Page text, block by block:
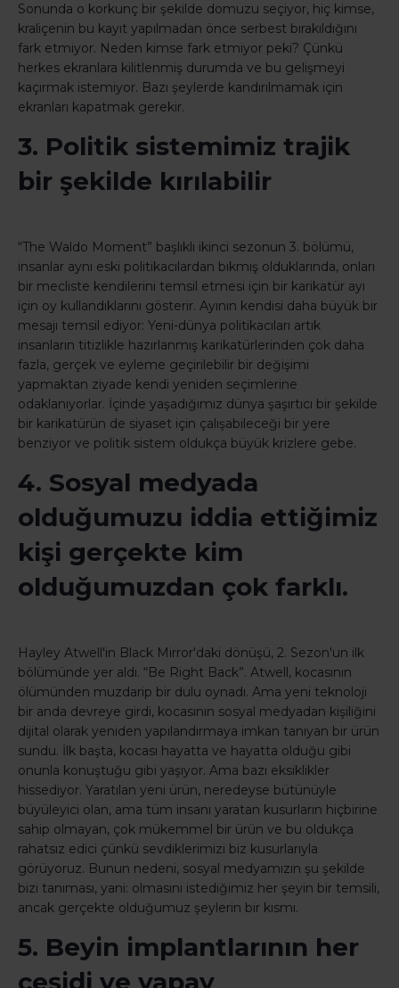
Sonunda o korkunç bir şekilde domuzu seçiyor, hiç kimse,
kraliçenin bu kayıt yapılmadan önce serbest bırakıldığını
fark etmiyor. Neden kimse fark etmiyor peki? Çünkü
herkes ekranlara kilitlenmiş durumda ve bu gelişmeyi
kaçırmak istemiyor. Bazı şeylerde kandırılmamak için
ekranları kapatmak gerekir.
3. Politik sistemimiz trajik
bir şekilde kırılabilir
“The Waldo Moment” başlıklı ikinci sezonun 3. bölümü,
insanlar aynı eski politikacılardan bıkmış olduklarında, onları
bir mecliste kendilerini temsil etmesi için bir karikatür ayı
için oy kullandıklarını gösterir. Ayının kendisi daha büyük bir
mesajı temsil ediyor: Yeni-dünya politikacıları artık
insanların titizlikle hazırlanmış karikatürlerinden çok daha
fazla, gerçek ve eyleme geçirilebilir bir değişimi
yapmaktan ziyade kendi yeniden seçimlerine
odaklanıyorlar. İçinde yaşadığımız dünya şaşırtıcı bir şekilde
bir karikatürün de siyaset için çalışabileceği bir yere
benziyor ve politik sistem oldukça büyük krizlere gebe.
4. Sosyal medyada
olduğumuzu iddia ettiğimiz
kişi gerçekte kim
olduğumuzdan çok farklı.
Hayley Atwell'in Black Mirror'daki dönüşü, 2. Sezon'un ilk
bölümünde yer aldı. “Be Right Back”. Atwell, kocasının
ölümünden muzdarip bir dulu oynadı. Ama yeni teknoloji
bir anda devreye girdi, kocasının sosyal medyadan kişiliğini
dijital olarak yeniden yapılandırmaya imkan tanıyan bir ürün
sundu. İlk başta, kocası hayatta ve hayatta olduğu gibi
onunla konuştuğu gibi yaşıyor. Ama bazı eksiklikler
hissediyor. Yaratılan yeni ürün, neredeyse bütünüyle
büyüleyici olan, ama tüm insanı yaratan kusurların hiçbirine
sahip olmayan, çok mükemmel bir ürün ve bu oldukça
rahatsız edici çünkü sevdiklerimizi biz kusurlarıyla
görüyoruz. Bunun nedeni, sosyal medyamızın şu şekilde
bizi tanıması, yani: olmasını istediğimiz her şeyin bir temsili,
ancak gerçekte olduğumuz şeylerin bir kısmı.
5. Beyin implantlarının her